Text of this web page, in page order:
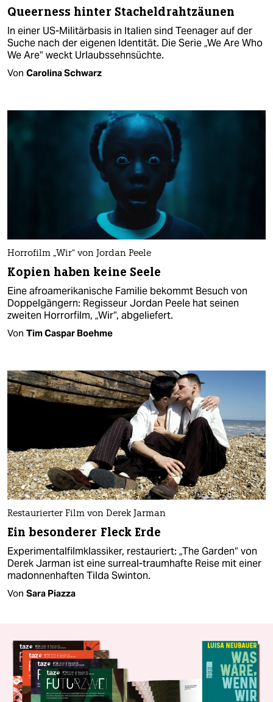
Queerness hinter Stacheldrahtzäunen
In einer US-Militärbasis in Italien sind Teenager auf der
Suche nach der eigenen Identität. Die Serie „We Are Who
We Are“ weckt Urlaubssehnsüchte.
Von Carolina Schwarz
Horrofilm „Wir“ von Jordan Peele
Kopien haben keine Seele
Eine afroamerikanische Familie bekommt Besuch von
Doppelgängern: Regisseur Jordan Peele hat seinen
zweiten Horrorfilm, „Wir“, abgeliefert.
Von Tim Caspar Boehme
Restaurierter Film von Derek Jarman
Ein besonderer Fleck Erde
Experimentalfilmklassiker, restauriert: „The Garden“ von
Derek Jarman ist eine surreal-traumhafte Reise mit einer
madonnenhaften Tilda Swinton.
Von Sara Piazza